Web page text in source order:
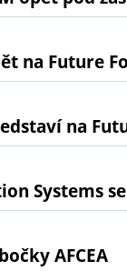
na Future
na
Systems
AFCEA